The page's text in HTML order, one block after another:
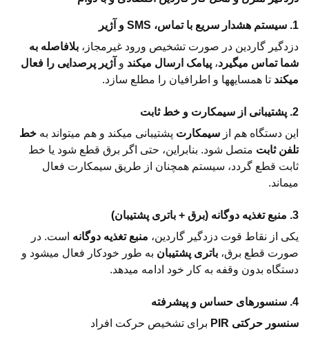
1. سیستم هشدار سریع با تماس، SMS و آژیر
دزدگیر گاردین در صورت تشخیص ورود غیرمجاز، بلافاصله به
شما تماس میگیرد، پیامک ارسال میکند و آژیر پرصدایی را فعال
میکند تا همسایهها و اطرافیان را مطلع سازد.
2. پشتیبانی از سیمکارت و خط ثابت
این دستگاه هم از سیمکارت پشتیبانی میکند و هم میتواند به خط
تلفن ثابت متصل شود. بنابراین، حتی اگر برق قطع شود یا خط
ثابت قطع گردد، سیستم همچنان از طریق سیمکارت فعال
میماند.
3. منبع تغذیه دوگانه (برق + باتری پشتیبان)
یکی از نقاط قوت دزدگیر گاردین، منبع تغذیه دوگانه است. در
صورت قطع برق، باتری پشتیبان به طور خودکار فعال میشود و
دستگاه بدون وقفه به کار خود ادامه میدهد.
4. سنسورهای حساس و پیشرفته
سنسور حرکتی PIR
برای تشخیص حرکت افراد